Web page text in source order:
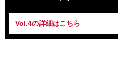
Vol.4の詳細はこちら